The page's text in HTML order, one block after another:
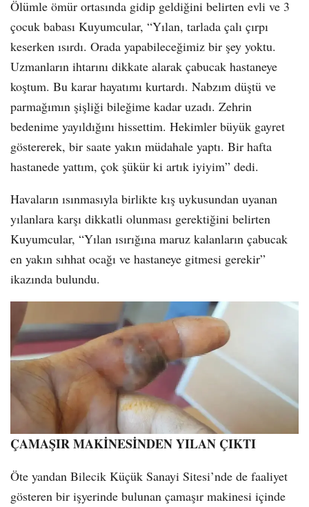
Ölümle ömür ortasında gidip geldiğini belirten evli ve 3
çocuk babası Kuyumcular, “Yılan, tarlada çalı çırpı
keserken ısırdı. Orada yapabileceğimiz bir şey yoktu.
Uzmanların ihtarını dikkate alarak çabucak hastaneye
koştum. Bu karar hayatımı kurtardı. Nabzım düştü ve
parmağımın şişliği bileğime kadar uzadı. Zehrin
bedenime yayıldığını hissettim. Hekimler büyük gayret
göstererek, bir saate yakın müdahale yaptı. Bir hafta
hastanede yattım, çok şükür ki artık iyiyim” dedi.
Havaların ısınmasıyla birlikte kış uykusundan uyanan
yılanlara karşı dikkatli olunması gerektiğini belirten
Kuyumcular, “Yılan ısırığına maruz kalanların çabucak
en yakın sıhhat ocağı ve hastaneye gitmesi gerekir”
ikazında bulundu.
ÇAMAŞIR MAKİNESİNDEN YILAN ÇIKTI
Öte yandan Bilecik Küçük Sanayi Sitesi’nde de faaliyet
gösteren bir işyerinde bulunan çamaşır makinesi içinde